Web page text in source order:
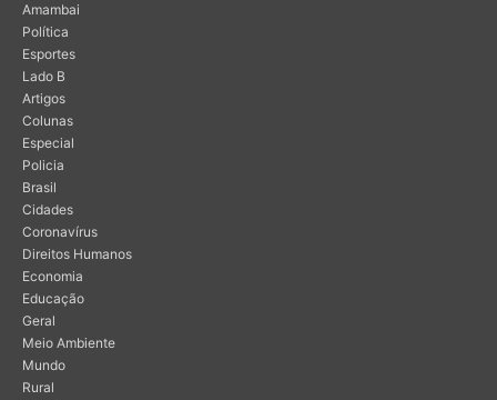
Amambai
Política
Esportes
Lado B
Artigos
Colunas
Especial
Policia
Brasil
Cidades
Coronavírus
Direitos Humanos
Economia
Educação
Geral
Meio Ambiente
Mundo
Rural